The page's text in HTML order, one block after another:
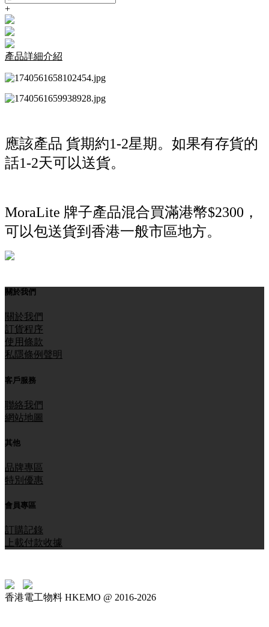
+
產品詳細介紹
應該產品 貨期約1-2星期。如果有存貨的
話1-2天可以送貨。
MoraLite 牌子產品混合買滿港幣$2300，
可以包送貨到香港一般市區地方。
關於我們
關於我們
訂貨程序
使用條款
私隱條例聲明
客戶服務
聯絡我們
網站地圖
其他
品牌專區
特別優惠
會員專區
訂購記錄
上載付款收據
香港電工物料 HKEMO @ 2016-2026